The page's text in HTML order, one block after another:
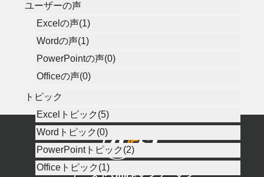
ユーザーの声
Excelの声(1)
Wordの声(1)
PowerPointの声(0)
Officeの声(0)
トピック
Excelトピック(5)
Wordトピック(0)
PowerPointトピック(2)
Officeトピック(1)